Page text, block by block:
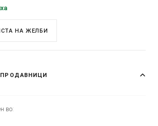
НА ЖЕЛБИ
во: